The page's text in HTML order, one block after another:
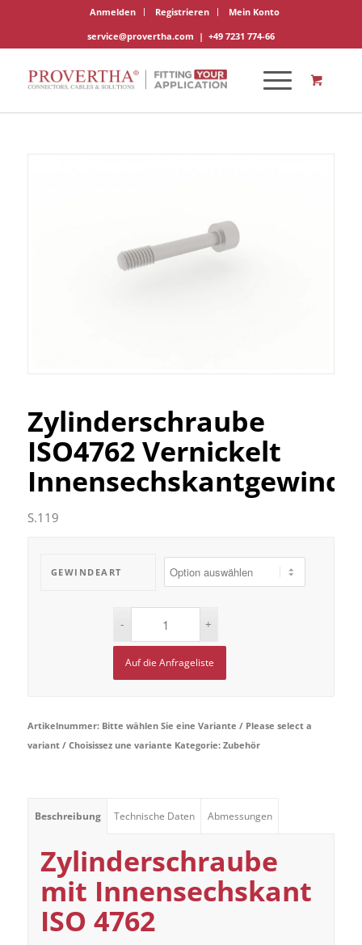
Anmelden Registrieren
Mein Konto
service@provertha.com | +49 7231 774-66
Zylinderschraube
ISO4762 Vernickelt
Innensechskantgewinde
S.119
GEWINDEART
Auf die Anfrageliste
Artikelnummer: Bitte wählen Sie eine Variante / Please select a
variant / Choisissez une variante Kategorie: Zubehör
Beschreibung Technische Daten Abmessungen
Zylinderschraube
mit Innensechskant
ISO 4762